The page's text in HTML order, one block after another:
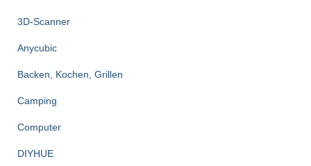
3D-Scanner
Anycubic
Backen, Kochen, Grillen
Camping
Computer
DIYHUE